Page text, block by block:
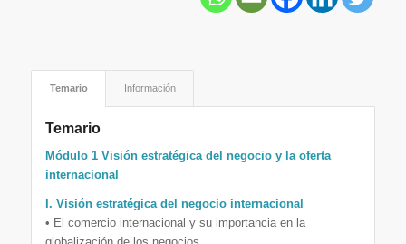
Temario Información
Temario
Módulo 1 Visión estratégica del negocio y la oferta
internacional
I. Visión estratégica del negocio internacional
• El comercio internacional y su importancia en la